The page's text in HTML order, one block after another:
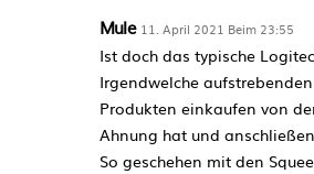
Mule 11. April 2021 Beim 23:55
Ist doch das typische
Irgendwelche
Produkten einkaufen von
Ahnung hat und
So geschehen mit den